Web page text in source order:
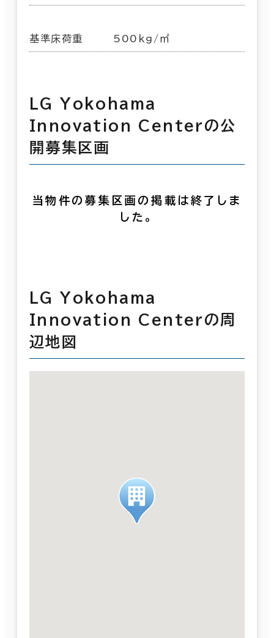
基準床荷重 500kg/㎡
LG Yokohama
Innovation Centerの公
開募集区画
当物件の募集区画の掲載は終了しま
した。
LG Yokohama
Innovation Centerの周
辺地図